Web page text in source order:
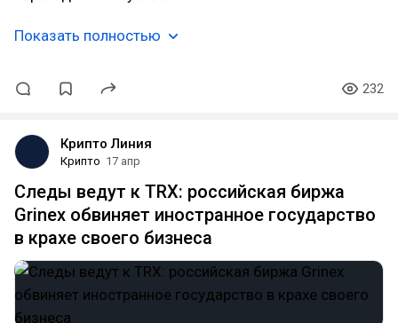
Показать полностью
232
Крипто Линия
Крипто 17 апр
Следы ведут к TRX: российская биржа
Grinex обвиняет иностранное государство
в крахе своего бизнеса